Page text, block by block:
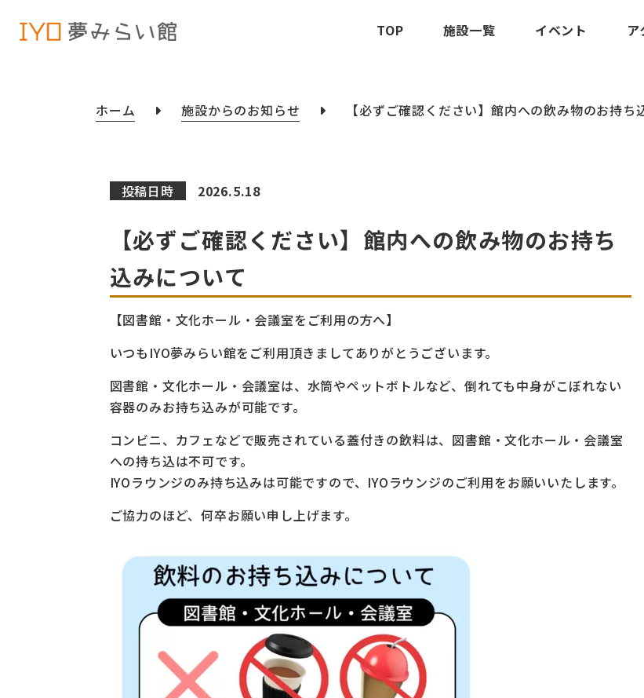
TOP 施設一覧 イベント ア
ホーム 施設からのお知らせ 【必ずご確認ください】館内への飲み物のお持ち
投稿日時 2026.5.18
【必ずご確認ください】館内への飲み物のお持ち
込みについて
【図書館・文化ホール・会議室をご利用の方へ】
いつもIYO夢みらい館をご利用頂きましてありがとうございます。
図書館・文化ホール・会議室は、水筒やペットボトルなど、倒れても中身がこぼれない
容器のみお持ち込みが可能です。
コンビニ、カフェなどで販売されている蓋付きの飲料は、図書館・文化ホール・会議室
への持ち込は不可です。
IYOラウンジのみ持ち込みは可能ですので、IYOラウンジのご利用をお願いいたします。
ご協力のほど、何卒お願い申し上げます。